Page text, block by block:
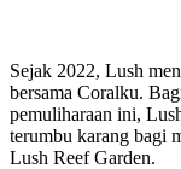
Sejak 2022, Lush
bersama Coralku.
pemuliharaan ini,
terumbu karang bagi
Lush Reef Garden.